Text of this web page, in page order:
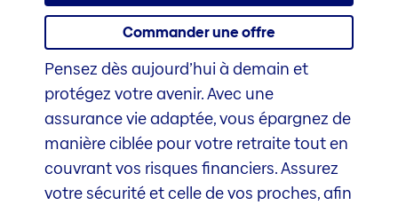
Commander une offre
Pensez dès aujourd’hui à demain et
protégez votre avenir. Avec une
assurance vie adaptée, vous épargnez de
manière ciblée pour votre retraite tout en
couvrant vos risques financiers. Assurez
votre sécurité et celle de vos proches, afin